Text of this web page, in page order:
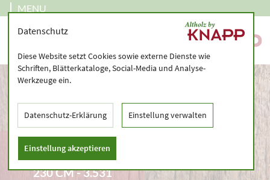
MENU
9.711.111.891 –
LACKIERT – LÄNGE <
230 CM - 3.531
Datenschutz
Diese Website setzt Cookies sowie externe Dienste wie
Schriften, Blätterkataloge, Social-Media und Analyse-
Werkzeuge ein.
Datenschutz-Erklärung Einstellung verwalten
Einstellung akzeptieren